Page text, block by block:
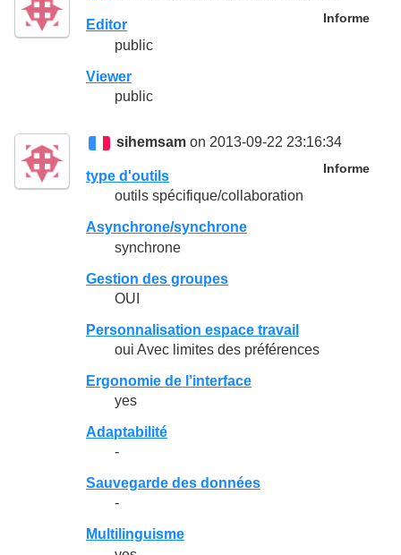
Informe
Editor
public
Viewer
public
sihemsam on 2013-09-22 23:16:34
Informe
type d'outils
outils spécifique/collaboration
Asynchrone/synchrone
synchrone
Gestion des groupes
OUI
Personnalisation espace travail
oui Avec limites des préférences
Ergonomie de l’interface
yes
Adaptabilité
-
Sauvegarde des données
-
Multilinguisme